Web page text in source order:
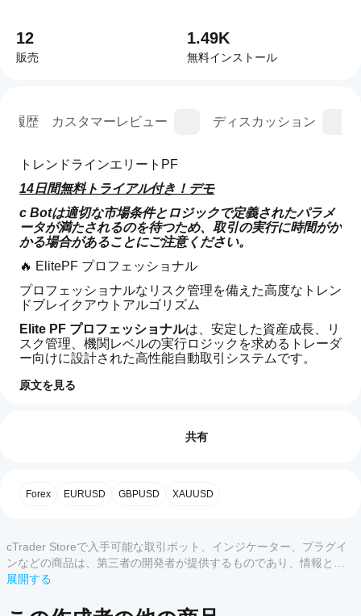
履歴 カスタマーレビュー ディスカッション
トレンドラインエリートPF
14日間無料トライアル付き！デモ
c Botは適切な市場条件とロジックで定義されたパラメ
ータが満たされるのを待つため、取引の実行に時間がか
かる場合があることにご注意ください。
🔥 ElitePF プロフェッショナル
プロフェッショナルなリスク管理を備えた高度なトレン
ドブレイクアウトアルゴリズム
Elite PF プロフェッショナルは、安定した資産成長、リ
スク管理、機関レベルの実行ロジックを求めるトレーダ
ー向けに設計された高性能自動取引システムです。
トレンド確認済みのブレイクアウト構造を中心に構築さ
す：
前のローソク足構造のブレイクアウト
ATRベースの適応型ストップロス
動的リスク対リワードモデル
ンタムフェーズ中のみ実行され、レンジや低品質な条件
原文を見る
0 %
0 %
カスタマーレビュー
うす
か？
cBot
をイ
トー
どの
アプリ
共有
Forex EURUSD GBPUSD XAUUSD
cTrader Storeで入手可能な取引ボット、インジケーター、プラグイ
ンなどの商品は、第三者の開発者が提供するものであり、情報と技
術の取得のみを目的としてご利用いただけます。cTrader Storeはブ
パフォーマンスを保証することもありません。
展開する
12
販売
1.49K
無料インストール